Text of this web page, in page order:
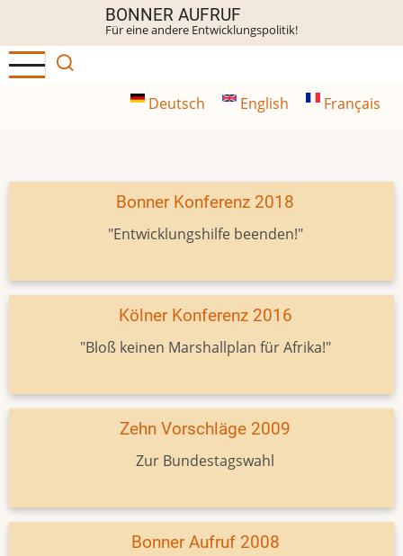
Inhalt
BONNER AUFRUF
Für eine andere Entwicklungspolitik!
Deutsch English Français
Bonner Konferenz 2018
"Entwicklungshilfe beenden!"
Kölner Konferenz 2016
"Bloß keinen Marshallplan für Afrika!"
Zehn Vorschläge 2009
Zur Bundestagswahl
Bonner Aufruf 2008